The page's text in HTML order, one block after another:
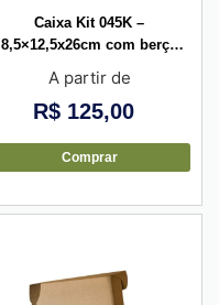
Caixa Kit 045K –
8,5×12,5x26cm com berço
A partir de
R$ 125,00
Comprar